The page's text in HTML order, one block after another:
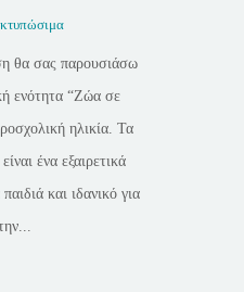
θα σας παρουσιάσω
ενότητα “Ζώα σε
ηλικία. Τα
ένα εξαιρετικά
και ιδανικό για